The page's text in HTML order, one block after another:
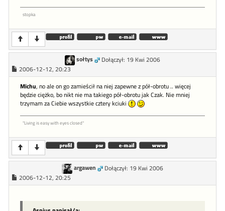
stopka
sołtys
Dołączył: 19 Kwi 2006
2006-12-12, 20:23
Michu, no ale on go zamieścił na niej zapewne z pół-obrotu .. więcej
będzie ciężko, bo nikt nie ma takiego pół-obrotu jak Czak. Nie mniej
trzymam za Ciebie wszystkie cztery kciuki
"Living is easy with eyes closed"
argawen
Dołączył: 19 Kwi 2006
2006-12-12, 20:25